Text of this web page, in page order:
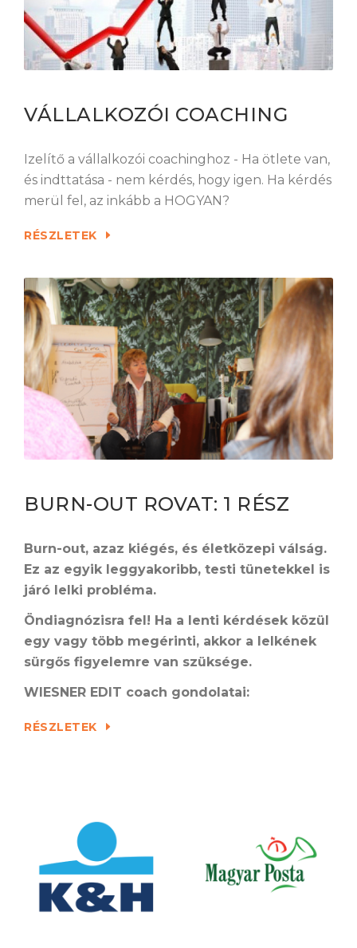
VÁLLALKOZÓI COACHING
Izelítő a vállalkozói coachinghoz - Ha ötlete van,
és indttatása - nem kérdés, hogy igen. Ha kérdés
merül fel, az inkább a HOGYAN?
RÉSZLETEK
BURN-OUT ROVAT: 1 RÉSZ
Burn-out, azaz kiégés, és életközepi válság.
Ez az egyik leggyakoribb, testi tünetekkel is
járó lelki probléma.
Öndiagnózisra fel! Ha a lenti kérdések közül
egy vagy több megérinti, akkor a lelkének
sürgős figyelemre van szüksége.
WIESNER EDIT coach gondolatai:
RÉSZLETEK